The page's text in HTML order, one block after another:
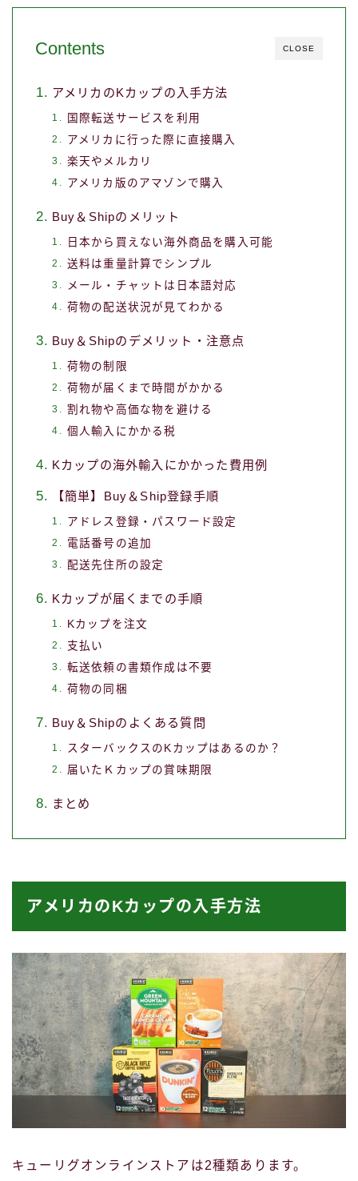
CLOSE
Contents
アメリカのKカップの入手方法
国際転送サービスを利用
アメリカに行った際に直接購入
楽天やメルカリ
アメリカ版のアマゾンで購入
Buy＆Shipのメリット
日本から買えない海外商品を購入可能
送料は重量計算でシンプル
メール・チャットは日本語対応
荷物の配送状況が見てわかる
Buy＆Shipのデメリット・注意点
荷物の制限
荷物が届くまで時間がかかる
割れ物や高価な物を避ける
個人輸入にかかる税
Kカップの海外輸入にかかった費用例
【簡単】Buy＆Ship登録手順
アドレス登録・パスワード設定
電話番号の追加
配送先住所の設定
Kカップが届くまでの手順
Kカップを注文
支払い
転送依頼の書類作成は不要
荷物の同梱
Buy＆Shipのよくある質問
スターバックスのKカップはあるのか？
届いたＫカップの賞味期限
まとめ
アメリカのKカップの入手方法
キューリグオンラインストアは2種類あります。